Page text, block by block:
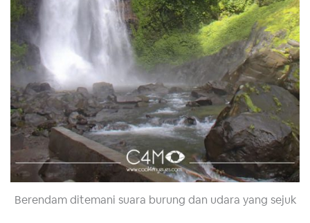
Berendam ditemani suara burung dan udara yang sejuk